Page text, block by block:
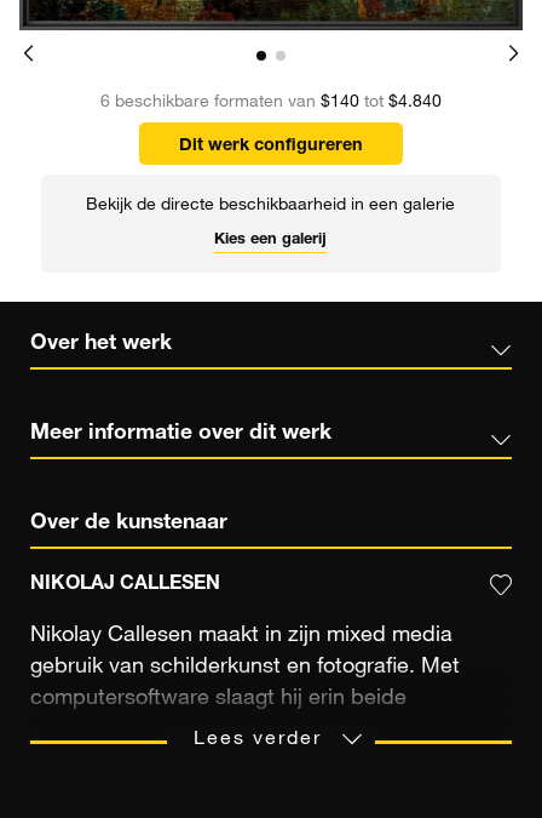
6 beschikbare formaten van $140 tot $4.840
Dit werk configureren
Bekijk de directe beschikbaarheid in een galerie
Kies een galerij
Over het werk
Meer informatie over dit werk
Over de kunstenaar
NIKOLAJ CALLESEN
Nikolay Callesen maakt in zijn mixed media
gebruik van schilderkunst en fotografie. Met
computersoftware slaagt hij erin beide
kunstvormen samen te voegen zonder de
Lees verder